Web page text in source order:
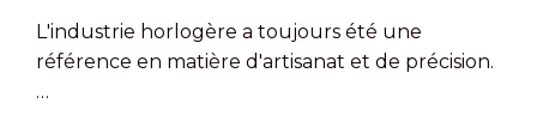
L'industrie horlogère a toujours été une
référence en matière d'artisanat et de précision.
…